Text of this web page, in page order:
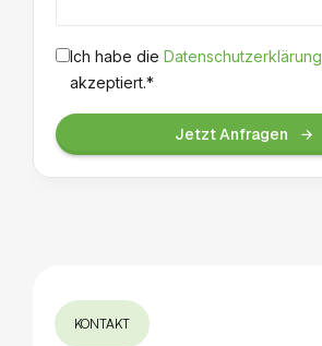
Ich habe dieDatenschutzerklärung
akzeptiert.*
Jetzt Anfragen
KONTAKT